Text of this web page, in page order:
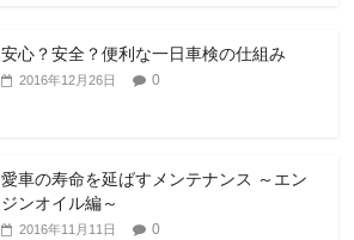
安心？安全？便利な一日車検の仕組み
2016年12月26日 0
愛車の寿命を延ばすメンテナンス ～エン
ジンオイル編～
2016年11月11日 0